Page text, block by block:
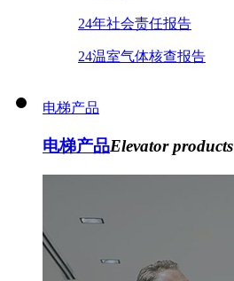
24年社会责任报告
24温室气体核查报告
电梯产品
电梯产品Elevator products